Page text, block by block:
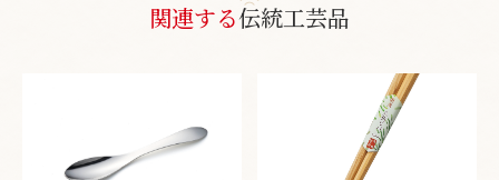
関連する伝統工芸品